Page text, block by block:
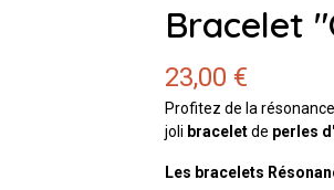
Bracelet
23,00 €
Profitez de la
joli braceletde perles
Les bracelets